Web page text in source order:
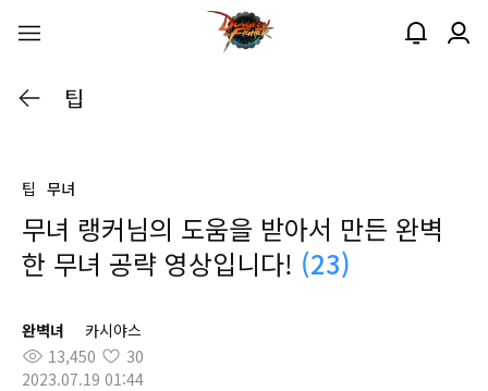
팁
팁 무녀
무녀 랭커님의 도움을 받아서 만든 완벽
한 무녀 공략 영상입니다! (23)
완벽녀
카시야스
13,450
30
2023.07.19 01:44